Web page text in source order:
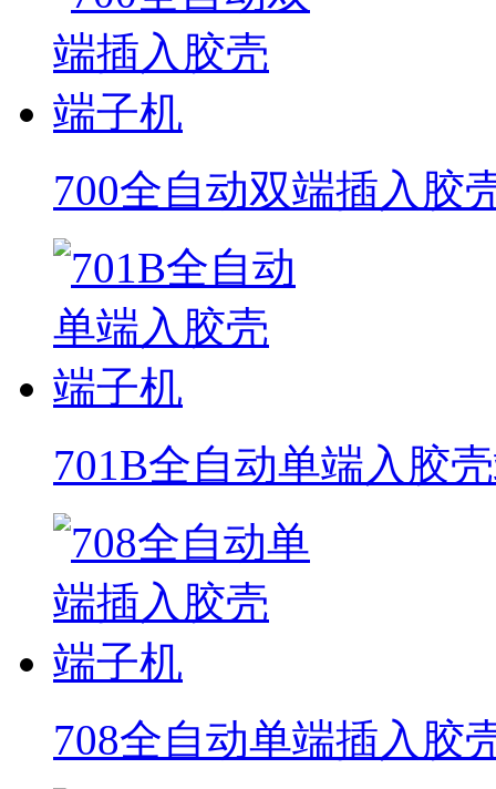
700全自动双端插入胶
701B全自动单端入胶
708全自动单端插入胶